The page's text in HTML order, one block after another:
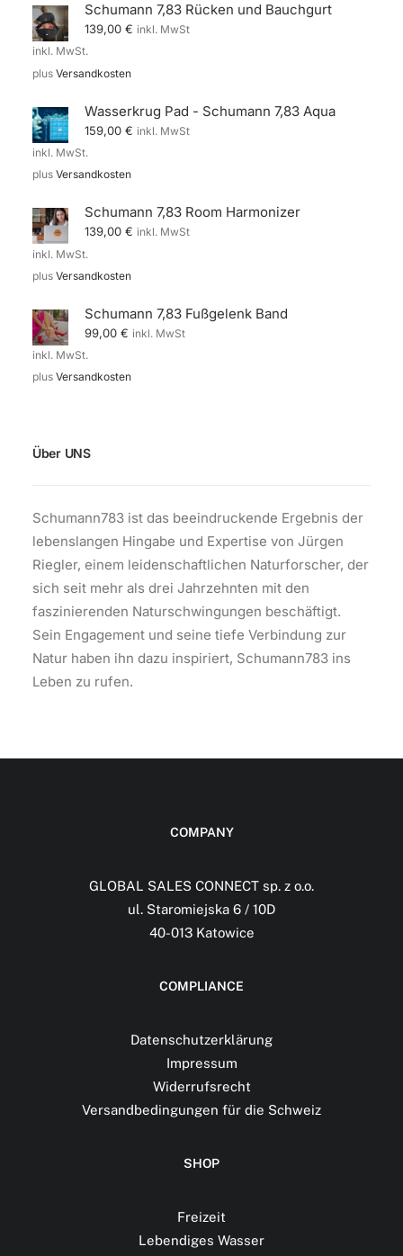
Schumann 7,83 Rücken und Bauchgurt
139,00 € inkl. MwSt
inkl. MwSt.
plus Versandkosten
Wasserkrug Pad - Schumann 7,83 Aqua
159,00 € inkl. MwSt
inkl. MwSt.
plus Versandkosten
Schumann 7,83 Room Harmonizer
139,00 € inkl. MwSt
inkl. MwSt.
plus Versandkosten
Schumann 7,83 Fußgelenk Band
99,00 € inkl. MwSt
inkl. MwSt.
plus Versandkosten
Über UNS
Schumann783 ist das beeindruckende Ergebnis der
lebenslangen Hingabe und Expertise von Jürgen
Riegler, einem leidenschaftlichen Naturforscher, der
sich seit mehr als drei Jahrzehnten mit den
faszinierenden Naturschwingungen beschäftigt.
Sein Engagement und seine tiefe Verbindung zur
Natur haben ihn dazu inspiriert, Schumann783 ins
Leben zu rufen.
COMPANY
GLOBAL SALES CONNECT sp. z o.o.
ul. Staromiejska 6 / 10D
40-013 Katowice
COMPLIANCE
Datenschutzerklärung
Impressum
Widerrufsrecht
Versandbedingungen für die Schweiz
SHOP
Freizeit
Lebendiges Wasser